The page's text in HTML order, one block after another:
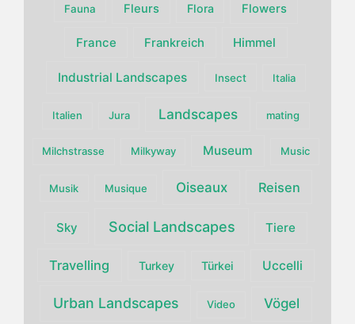
Fauna Fleurs Flora Flowers
France Frankreich Himmel
Industrial Landscapes Insect Italia
Italien Jura Landscapes mating
Milchstrasse Milkyway Museum Music
Musik Musique Oiseaux Reisen
Sky Social Landscapes Tiere
Travelling Turkey Türkei Uccelli
Urban Landscapes Video Vögel